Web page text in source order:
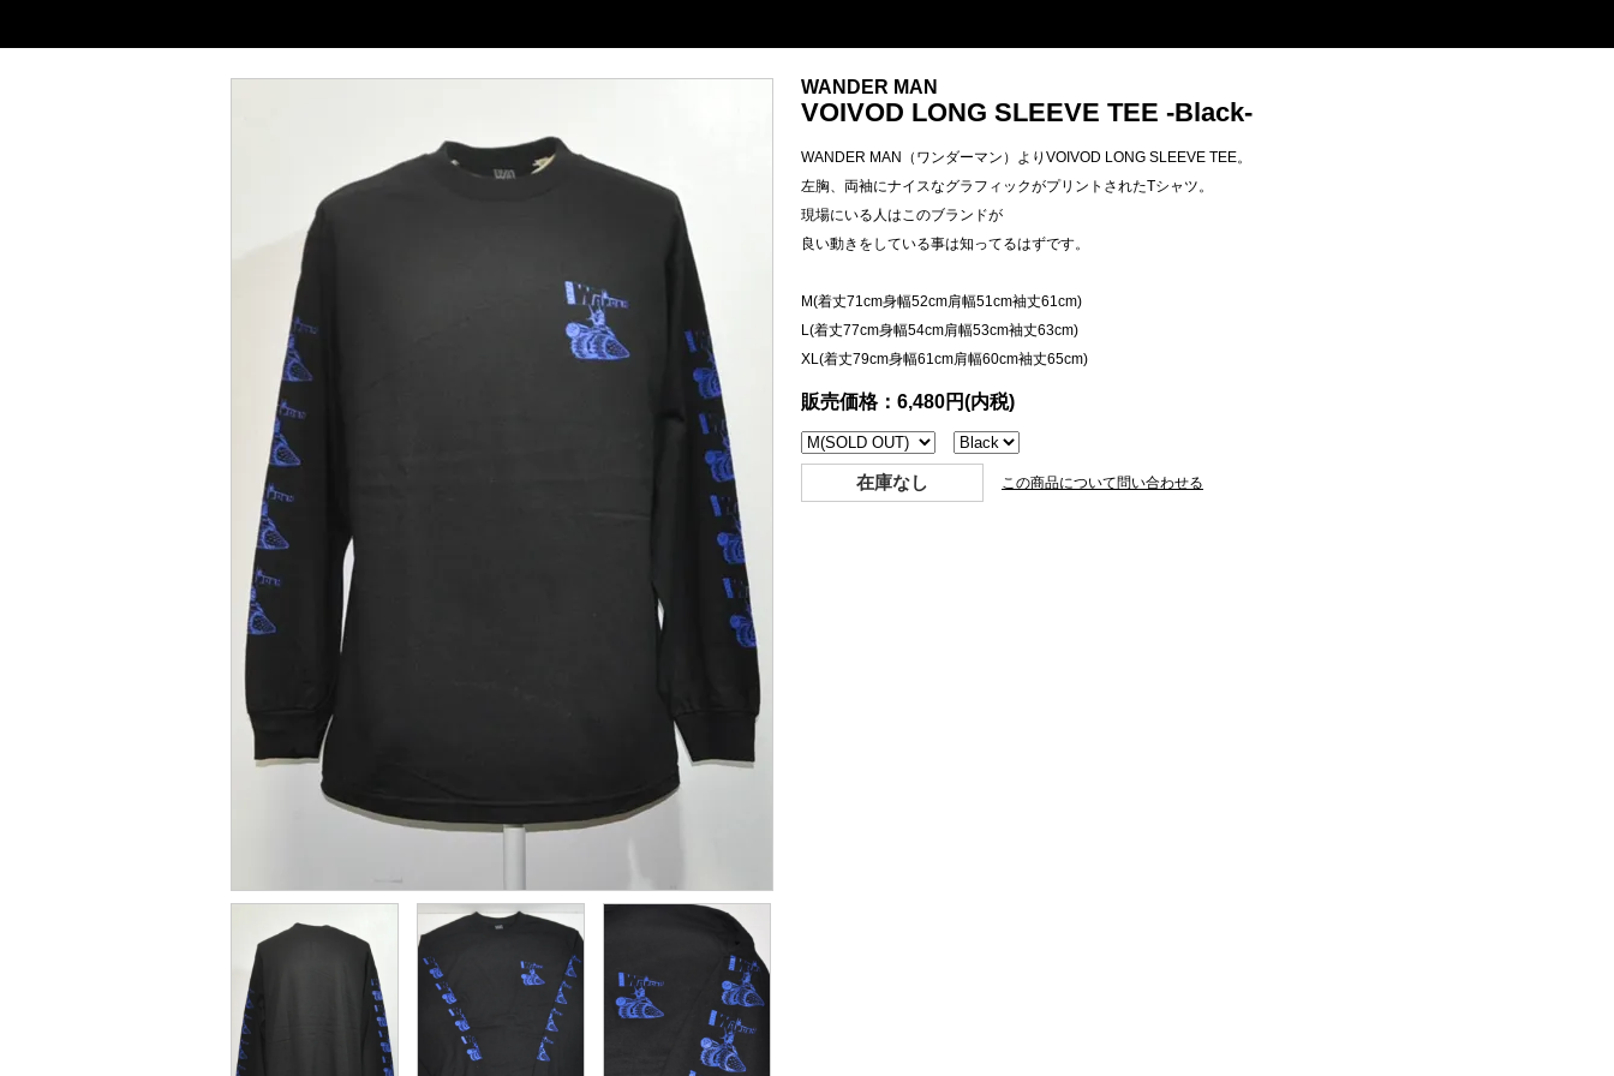
WANDER MAN
VOIVOD LONG SLEEVE TEE -Black-
WANDER MAN（ワンダーマン）よりVOIVOD LONG SLEEVE TEE。
左胸、両袖にナイスなグラフィックがプリントされたTシャツ。
現場にいる人はこのブランドが
良い動きをしている事は知ってるはずです。
M(着丈71cm身幅52cm肩幅51cm袖丈61cm)
L(着丈77cm身幅54cm肩幅53cm袖丈63cm)
XL(着丈79cm身幅61cm肩幅60cm袖丈65cm)
販売価格：6,480円(内税)
在庫なし この商品について問い合わせる